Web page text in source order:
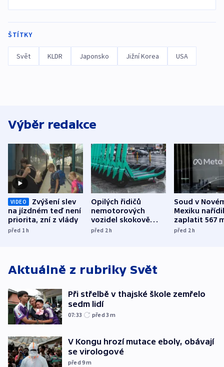
ŠTÍTKY
Svět KLDR Japonsko Jižní Korea USA
Výběr redakce
VIDEO
Zvýšení slev
na jízdném teď není
priorita, zní z vlády
před 1h
Opilých řidičů
nemotorových
vozidel skokově
přibylo, nejvíc ve
před 2h
Soud v
Mexiku
zaplatit 567
dolarů kvůli
před 2h
Aktuálně z rubriky Svět
Při střelbě v thajské škole zemřelo
sedm lidí
07:33 před 3m
V Kongu hrozí mutace eboly, obávají
se virologové
před 9m